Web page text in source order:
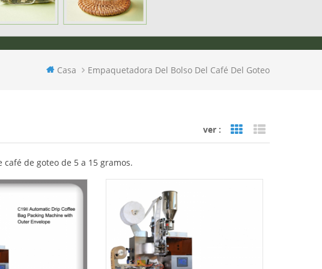
Casa Empaquetadora Del Bolso Del Café Del Goteo
ver : Grid View
de goteo de 5 a 15 gramos.